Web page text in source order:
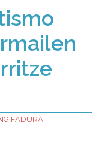
FADURA